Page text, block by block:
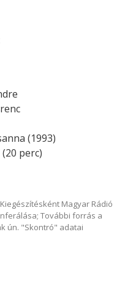
(1993)
perc)
Magyar Rádió
További forrás a
ún. "Skontró" adatai